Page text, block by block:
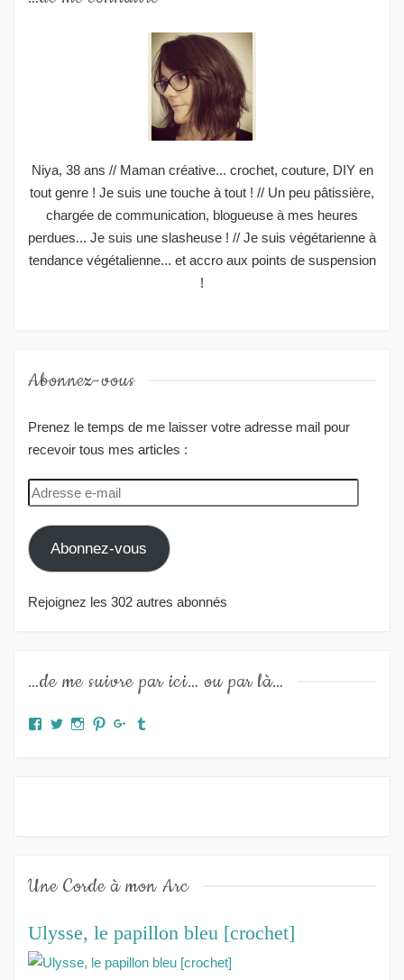
Niya, 38 ans // Maman créative... crochet, couture, DIY en
tout genre ! Je suis une touche à tout ! // Un peu pâtissière,
chargée de communication, blogueuse à mes heures
perdues... Je suis une slasheuse ! // Je suis végétarienne à
tendance végétalienne... et accro aux points de suspension
!
Abonnez-vous
Prenez le temps de me laisser votre adresse mail pour
recevoir tous mes articles :
Adresse
e-
mail
Abonnez-vous
Rejoignez les 302 autres abonnés
…de me suivre par ici… ou par là…
Facebook
TwitterInstagram
PinterestGoogle+
Une Corde à mon Arc
Ulysse, le papillon bleu [crochet]